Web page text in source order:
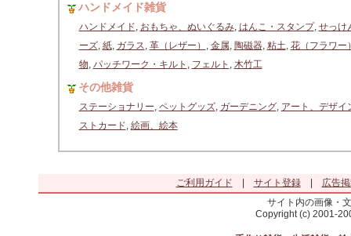
ハンドメイド雑貨
ハンドメイド, おもちゃ、ぬいぐるみ, はんこ・スタンプ, せっけ
ーズ, 紙, ガラス, 革（レザー） , 金属, 陶磁器, 粘土, 花（フラワー
物, パッチワーク・キルト , フェルト , 木竹工
その他雑貨
ステーショナリー, ペットグッズ, ガーデニング, アート、デザイ
ストカード, 絵画、絵本
ご利用ガイド サイト登録|
広告
サイト内の画像・
Copyright (c) 2001-